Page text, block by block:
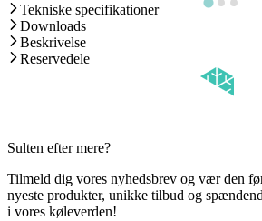
Tekniske specifikationer
Downloads
Beskrivelse
Reservedele
Sulten efter mere?
Tilmeld dig vores nyhedsbrev og vær den
nyeste produkter, unikke tilbud og
i vores køleverden!